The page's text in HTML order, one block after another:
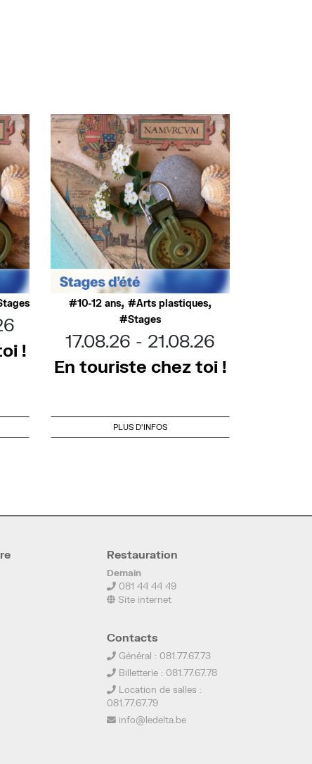
!
10-12 ans, Arts plastiques,
Stages
17.08.26
21.08.26
En touriste chez toi !
PLUS D'INFOS
Restauration
Demain
081 44 44 49
Site internet
Contacts
Général : 081.77.67.73
Billetterie : 081.77.67.78
Location de salles :
081.77.67.79
info@ledelta.be